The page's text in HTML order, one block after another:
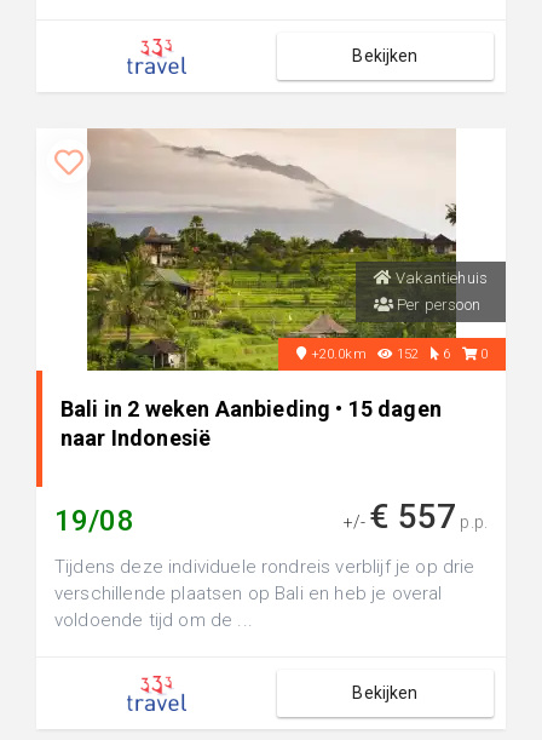
Bekijken
Vakantiehuis
Per persoon
+20.0km 152 6 0
Bali in 2 weken Aanbieding • 15 dagen
naar Indonesië
19/08 +/- € 557 p.p.
Tijdens deze individuele rondreis verblijf je op drie
verschillende plaatsen op Bali en heb je overal
voldoende tijd om de ...
Bekijken